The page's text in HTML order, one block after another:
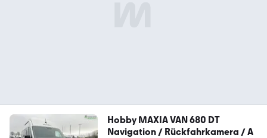
Hobby MAXIA VAN 680 DT
Navigation / Rückfahrkamera / A